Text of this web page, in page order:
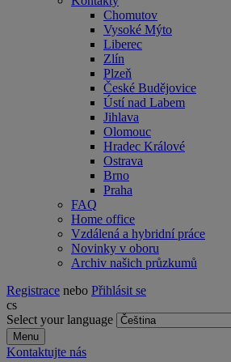
Chomutov
Vysoké Mýto
Liberec
Zlín
Plzeň
České Budějovice
Ústí nad Labem
Jihlava
Olomouc
Hradec Králové
Ostrava
Brno
Praha
FAQ
Home office
Vzdálená a hybridní práce
Novinky v oboru
Archiv našich průzkumů
Registrace nebo Přihlásit se
cs
Select your language
Menu
Kontaktujte nás